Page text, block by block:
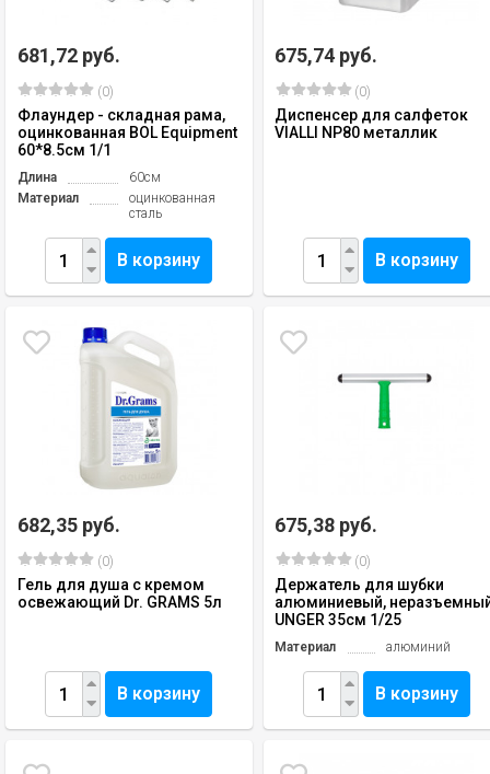
681,72 руб.
(0)
Флаундер - складная рама,
оцинкованная BOL Equipment
60*8.5см 1/1
Длина
60см
Материал
оцинкованная
сталь
В корзину
675,74 руб.
(0)
Диспенсер для салфеток
VIALLI NP80 металлик
В корзину
682,35 руб.
(0)
Гель для душа с кремом
освежающий Dr. GRAMS 5л
В корзину
675,38 руб.
(0)
Держатель для шубки
алюминиевый,
UNGER 35см 1/25
Материал алюминий
В корзину